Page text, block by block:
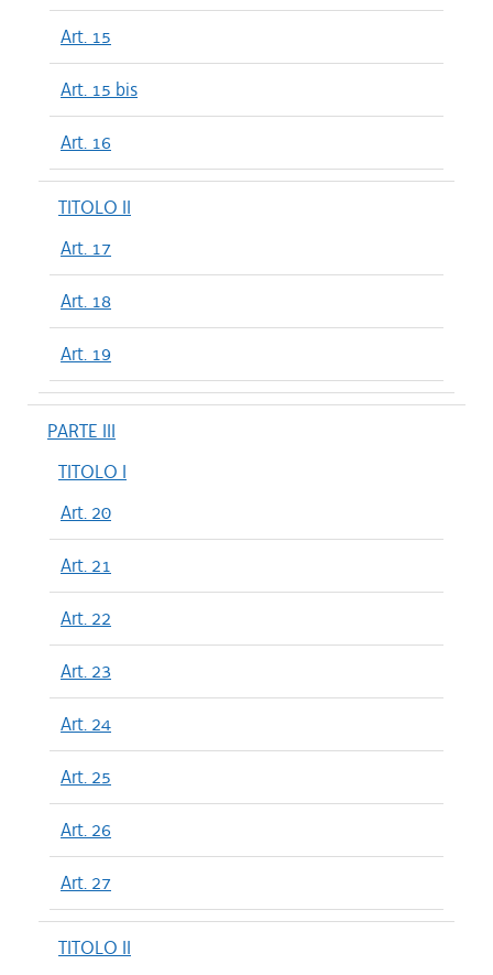
Art. 15
Art. 15 bis
Art. 16
TITOLO II
Art. 17
Art. 18
Art. 19
PARTE III
TITOLO I
Art. 20
Art. 21
Art. 22
Art. 23
Art. 24
Art. 25
Art. 26
Art. 27
TITOLO II